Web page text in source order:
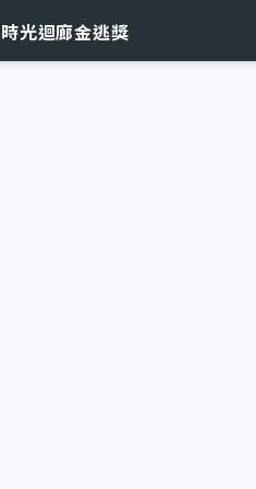
時光迴廊金逃獎